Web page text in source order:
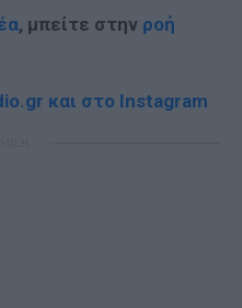
, μπείτε στην ροή
και στο Instagram